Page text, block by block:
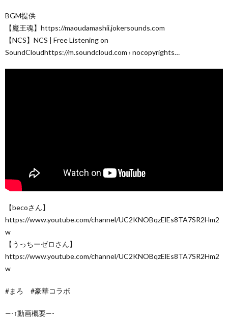
BGM提供
【魔王魂】https://maoudamashii.jokersounds.com
【NCS】NCS | Free Listening on
SoundCloudhttps://m.soundcloud.com › nocopyrights…
【becoさん】
https://www.youtube.com/channel/UC2KNOBqzElEs8TA7SR2Hm2
w
【うっちーゼロさん】
https://www.youtube.com/channel/UC2KNOBqzElEs8TA7SR2Hm2
w
#まろ #豪華コラボ
—-↑動画概要—-